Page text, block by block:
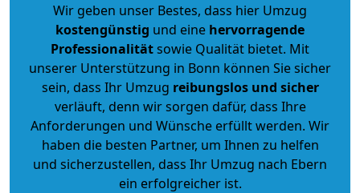
Wir geben unser Bestes, dass hier Umzug
kostengünstig und eine hervorragende
Professionalitätsowie Qualität bietet. Mit
unserer Unterstützung in Bonn können Sie sicher
sein, dass Ihr Umzug reibungslos und sicher
verläuft, denn wir sorgen dafür, dass Ihre
Anforderungen und Wünsche erfüllt werden. Wir
haben die besten Partner, um Ihnen zu helfen
und sicherzustellen, dass Ihr Umzug nach Ebern
ein erfolgreicher ist.